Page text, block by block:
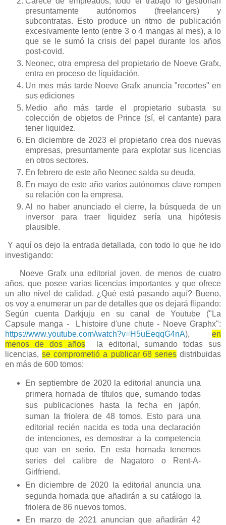
presuntamente autónomos (freelancers) y
subcontratas. Esto produce un ritmo de publicación
excesivamente lento (entre 3 o 4 mangas al mes), a lo
que se le sumó la crisis del papel durante los años
post-covid.
Neonec, otra empresa del propietario de Noeve Grafx,
entra en proceso de liquidación.
Un mes más tarde Noeve Grafx anuncia "recortes" en
sus ediciones
Medio año más tarde el propietario subasta su
colección de objetos de Prince (sí, el cantante) para
tener liquidez.
En diciembre de 2023 el propietario crea dos nuevas
empresas, presuntamente para explotar sus licencias
en otros sectores.
En febrero de este año Neonec salda su deuda.
En mayo de este año varios autónomos clave rompen
su relación con la empresa.
Al no haber anunciado el cierre, la búsqueda de un
inversor para traer liquidez sería una hipótesis
plausible.
Y aquí os dejo la entrada detallada, con todo lo que he ido
investigando:
Noeve Grafx una editorial joven, de menos de cuatro
años, que posee varias licencias importantes y que ofrece
un alto nivel de calidad. ¿Qué está pasando aquí? Bueno,
os voy a enumerar un par de detalles que os dejará flipando:
Según cuenta Darkjuju en su canal de Youtube ("La
Capsule manga - L'histoire d'une chute - Noeve Graphx":
https://www.youtube.com/watch?v=H5uEeqqG4nA), en
menos de dos años la editorial, sumando todas sus
licencias,se comprometió a publicar 68 seriesdistribuidas
en más de 600 tomos:
En septiembre de 2020 la editorial anuncia una
primera hornada de títulos que, sumando todas
sus publicaciones hasta la fecha en japón,
suman la friolera de 48 tomos. Esto para una
editorial recién nacida es toda una declaración
de intenciones, es demostrar a la competencia
que van en serio. En esta hornada tenemos
series del calibre de Nagatoro o Rent-A-
Girlfriend.
En diciembre de 2020 la editorial anuncia una
segunda hornada que añadirán a su catálogo la
friolera de 86 nuevos tomos.
En marzo de 2021 anuncian que añadirán 42